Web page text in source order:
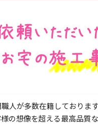
人が多数在籍しておりま
の想像を超える最高品質